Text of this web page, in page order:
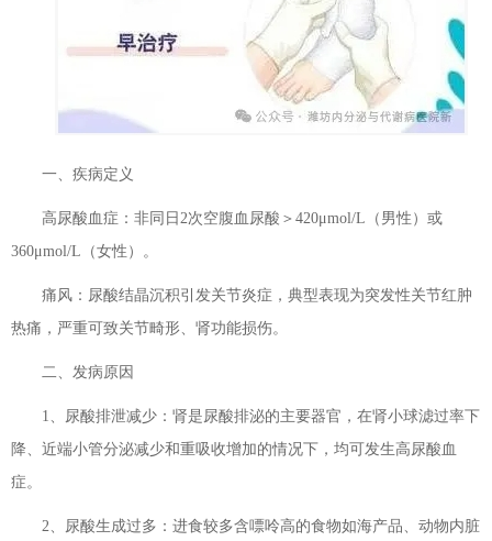
一、疾病定义
高尿酸血症：非同日2次空腹血尿酸＞420μmol/L（男性）或
360μmol/L（女性）。
痛风：尿酸结晶沉积引发关节炎症，典型表现为突发性关节红肿
热痛，严重可致关节畸形、肾功能损伤。
二、发病原因
1、尿酸排泄减少：肾是尿酸排泌的主要器官，在肾小球滤过率下
降、近端小管分泌减少和重吸收增加的情况下，均可发生高尿酸血
症。
2、尿酸生成过多：进食较多含嘌呤高的食物如海产品、动物内脏